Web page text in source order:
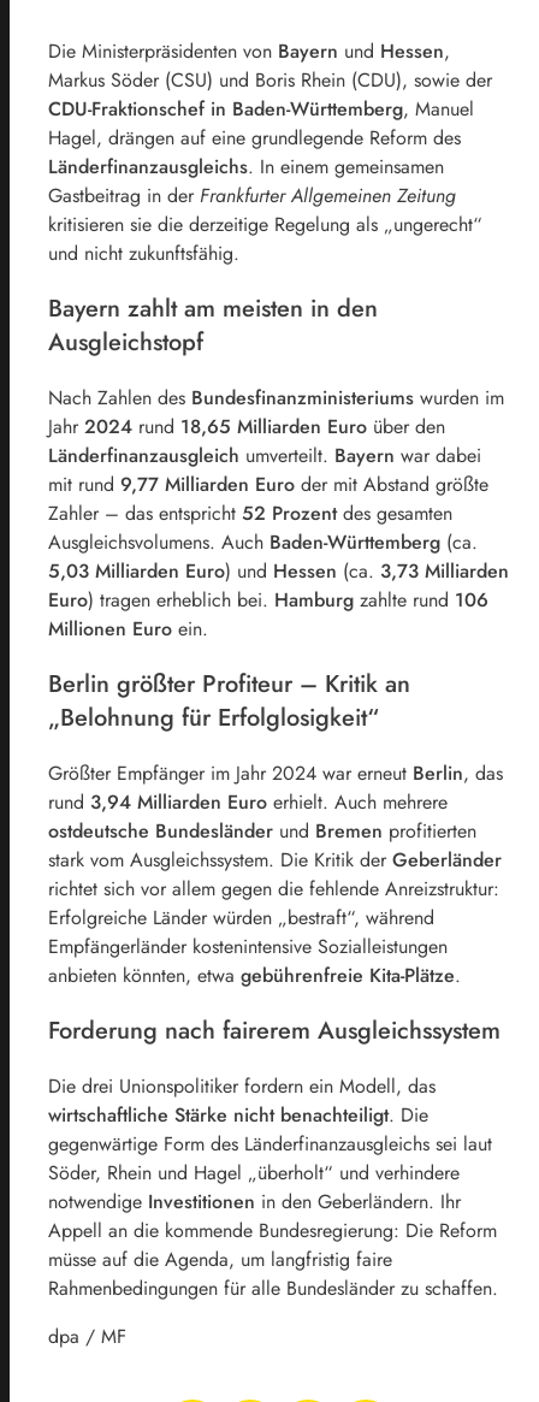
Die Ministerpräsidenten von Bayern und Hessen,
Markus Söder (CSU) und Boris Rhein (CDU), sowie der
CDU-Fraktionschef in Baden-Württemberg, Manuel
Hagel, drängen auf eine grundlegende Reform des
Länderfinanzausgleichs. In einem gemeinsamen
Gastbeitrag in der Frankfurter Allgemeinen Zeitung
kritisieren sie die derzeitige Regelung als „ungerecht“
und nicht zukunftsfähig.
Bayern zahlt am meisten in den
Ausgleichstopf
Nach Zahlen des Bundesfinanzministeriums wurden im
Jahr 2024 rund 18,65 Milliarden Euro über den
Länderfinanzausgleich umverteilt. Bayern war dabei
mit rund 9,77 Milliarden Euro der mit Abstand größte
Zahler – das entspricht 52 Prozentdes gesamten
Ausgleichsvolumens. Auch Baden-Württemberg (ca.
5,03 Milliarden Euro) und Hessen (ca. 3,73 Milliarden
Euro) tragen erheblich bei. Hamburg zahlte rund 106
Millionen Euro ein.
Berlin größter Profiteur – Kritik an
„Belohnung für Erfolglosigkeit“
Größter Empfänger im Jahr 2024 war erneut Berlin, das
rund 3,94 Milliarden Euro erhielt. Auch mehrere
ostdeutsche Bundesländer und Bremen profitierten
stark vom Ausgleichssystem. Die Kritik der Geberländer
richtet sich vor allem gegen die fehlende Anreizstruktur:
Erfolgreiche Länder würden „bestraft“, während
Empfängerländer kostenintensive Sozialleistungen
anbieten könnten, etwa gebührenfreie Kita-Plätze.
Forderung nach fairerem Ausgleichssystem
Die drei Unionspolitiker fordern ein Modell, das
wirtschaftliche Stärke nicht benachteiligt. Die
gegenwärtige Form des Länderfinanzausgleichs sei laut
Söder, Rhein und Hagel „überholt“ und verhindere
notwendige Investitionen in den Geberländern. Ihr
Appell an die kommende Bundesregierung: Die Reform
müsse auf die Agenda, um langfristig faire
Rahmenbedingungen für alle Bundesländer zu schaffen.
dpa / MF